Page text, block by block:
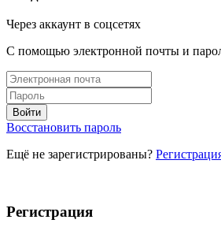
Через аккаунт в соцсетях
С помощью электронной почты и
Восстановить пароль
Ещё не зарегистрированы?
Регистрация